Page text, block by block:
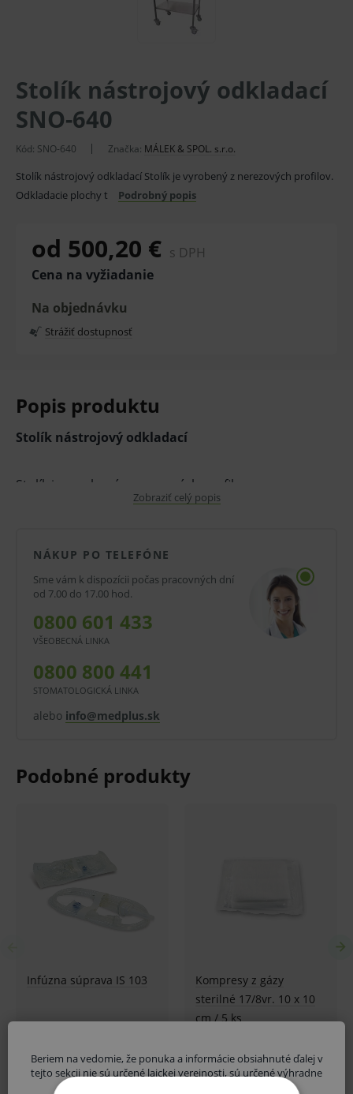
Stolík nástrojový odkladací
SNO-640
Kód: SNO-640 Značka: MÁLEK & SPOL. s.r.o.
Stolík nástrojový odkladací Stolík je vyrobený z nerezových profilov.
Odkladacie plochy t
Podrobný popis
od 500,20 € s DPH
Cena na vyžiadanie
Na objednávku
Strážiť dostupnosť
Popis produktu
Stolík nástrojový odkladací
Stolík je vyrobený z nerezových profilov.
Odkladacie plochy tvoria dve nerezové rovné plata.
materiálu a pod prístroje
Stolík je opatrený dvoma brzdenými a dvoma
nebrzdenými kolieskami o 75 mm.
Slúži na odkladanie a rozvoz chirurgických nástrojov,
Rozmery: d-640 x š-480 x v-850 mm
V prípade porušenia zapečateného obalu tohto
zmluvy v lehote 14 dní.
Zobraziť celý popis
NÁKUP PO TELEFÓNE
Sme vám k dispozícii počas pracovných dní
od 7.00 do 17.00 hod.
0800 601 433
VŠEOBECNÁ LINKA
0800 800 441
STOMATOLOGICKÁ LINKA
alebo info@medplus.sk
Beriem na vedomie, že ponuka a informácie obsiahnuté ďalej v
tejto sekcii nie sú určené laickej verejnosti, sú určené výhradne